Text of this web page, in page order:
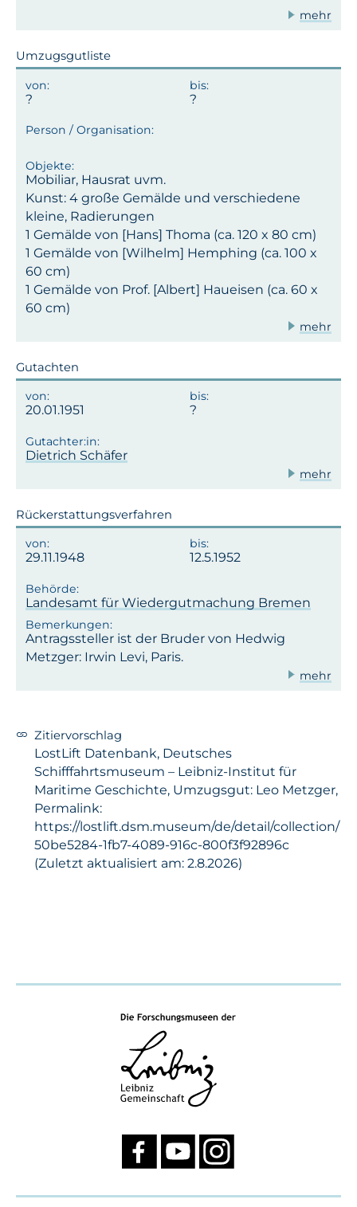
mehr
Umzugsgutliste
Mobiliar, Hausrat uvm.
Kunst: 4 große Gemälde und verschiedene
kleine, Radierungen
1 Gemälde von [Hans] Thoma (ca. 120 x 80 cm)
1 Gemälde von [Wilhelm] Hemphing (ca. 100 x
60 cm)
1 Gemälde von Prof. [Albert] Haueisen (ca. 60 x
60 cm)
mehr
Gutachten
20.01.1951
Dietrich Schäfer
mehr
Rückerstattungsverfahren
29.11.1948 12.5.1952
Landesamt für Wiedergutmachung Bremen
Antragssteller ist der Bruder von Hedwig
Metzger: Irwin Levi, Paris.
mehr
Zitiervorschlag
LostLift Datenbank, Deutsches
Schifffahrtsmuseum – Leibniz-Institut für
Maritime Geschichte, Umzugsgut: Leo Metzger,
Permalink:
https://lostlift.dsm.museum/de/detail/collection/
50be5284-1fb7-4089-916c-800f3f92896c
(Zuletzt aktualisiert am: 2.8.2026)